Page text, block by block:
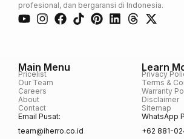
profesional, dan bergaransi di Indonesia.
Main Menu
Pricelist
Our Team
Careers
About
Contact
Email Pusat:
team@iherro.co.id
Learn
Privacy
Terms &
Warranty
Disclaimer
Sitemap
WhatsApp
+62 881-